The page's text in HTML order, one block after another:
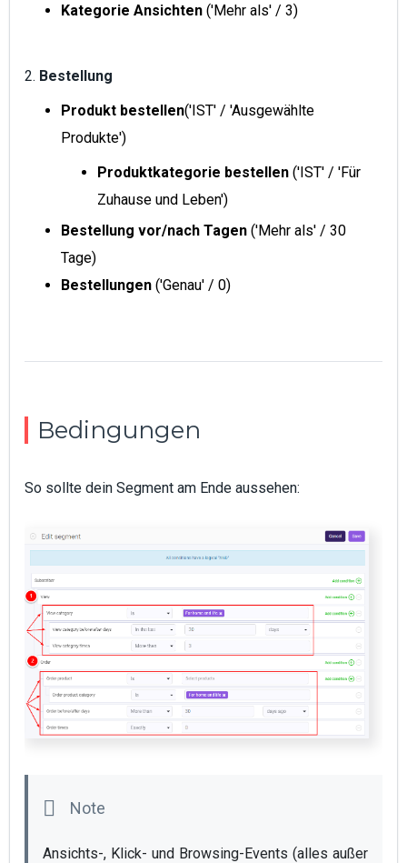
Kategorie Ansichten ('Mehr als' / 3)
2. Bestellung
Produkt bestellen('IST' / 'Ausgewählte
Produkte')
Produktkategorie bestellen ('IST' / 'Für
Zuhause und Leben')
Bestellung vor/nach Tagen ('Mehr als' / 30
Tage)
Bestellungen ('Genau' / 0)
Bedingungen
So sollte dein Segment am Ende aussehen:
Ansichts-, Klick- und Browsing-Events (alles außer